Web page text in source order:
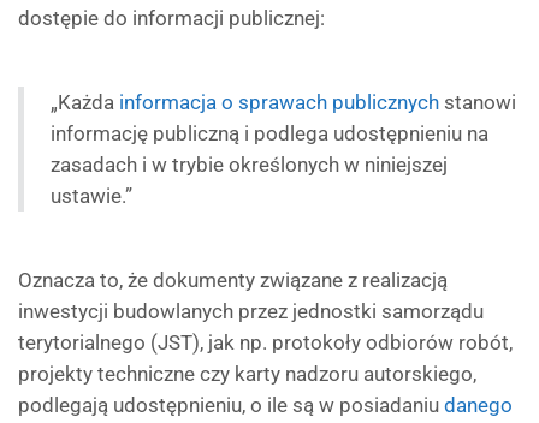
dostępie do informacji publicznej:
„Każda informacja o sprawach publicznych stanowi
informację publiczną i podlega udostępnieniu na
zasadach i w trybie określonych w niniejszej
ustawie.”
Oznacza to, że dokumenty związane z realizacją
inwestycji budowlanych przez jednostki samorządu
terytorialnego (JST), jak np. protokoły odbiorów robót,
projekty techniczne czy karty nadzoru autorskiego,
podlegają udostępnieniu, o ile są w posiadaniu danego